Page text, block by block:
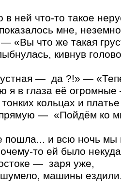
в ней что-то такое
мне,
«Вы что же такая
кивнув
— да ?!» —
я в глаза её
кольцах и
— «Пойдём ко
пошла... и всю ночь мы
то ей было
— заря уже,
машины